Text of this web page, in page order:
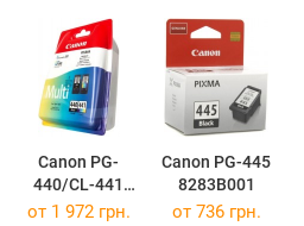
Canon PG-
440/CL-441
MULTI
Canon PG-445
8283B001
от 1 972 грн. от 736 грн.